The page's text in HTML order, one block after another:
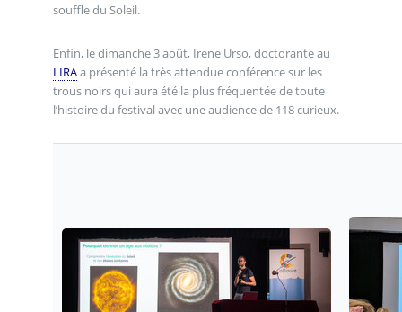
souffle du Soleil.
Enfin, le dimanche 3 août, Irene Urso, doctorante au
LIRAa présenté la très attendue conférence sur les
trous noirs qui aura été la plus fréquentée de toute
l’histoire du festival avec une audience de 118 curieux.